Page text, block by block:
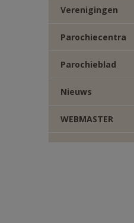
Verenigingen
Parochiecentra
Parochieblad
Nieuws
WEBMASTER